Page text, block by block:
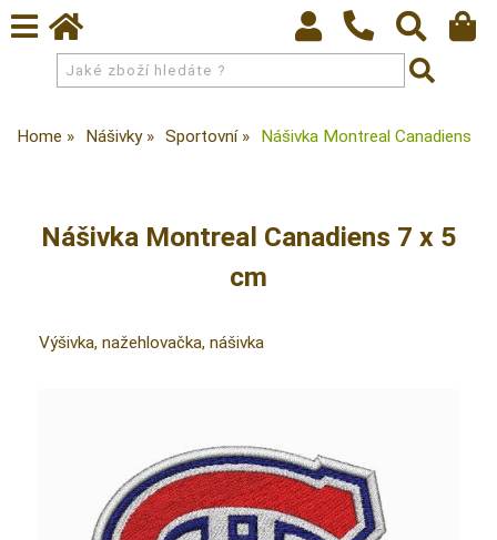
Home Nášivky Sportovní Nášivka Montreal Canadiens
Nášivka Montreal Canadiens 7 x 5
cm
Výšivka, nažehlovačka, nášivka